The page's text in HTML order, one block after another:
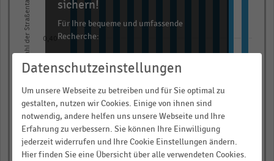
axis
displaying
categories.
Range:
categories.
The
chart
has
2014201520162017201820192020202120222023202420252026
0,00
0,40
sichern!
Für Ihre bequeme und umfassende
Recherche:
Über 300.000 Daten und Kennzahlen
Rund 25.000 Statistiken
Download als Excel, PNG, PDF
… und vieles mehr!
JETZT INFORMIEREN
Datenschutzeinstellungen
Um unsere Webseite zu betreiben und für Sie optimal zu
gestalten, nutzen wir Cookies. Einige von ihnen sind
notwendig, andere helfen uns unsere Webseite und Ihre
Erfahrung zu verbessern. Sie können Ihre Einwilligung
jederzeit widerrufen und Ihre Cookie Einstellungen ändern.
Hier finden Sie eine Übersicht über alle verwendeten Cookies.